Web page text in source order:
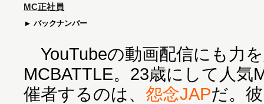
MC正社員
バックナンバー
YouTubeの動画配信にも力
MCBATTLE。23歳にして人
催者するのは、 怨念JAPだ。